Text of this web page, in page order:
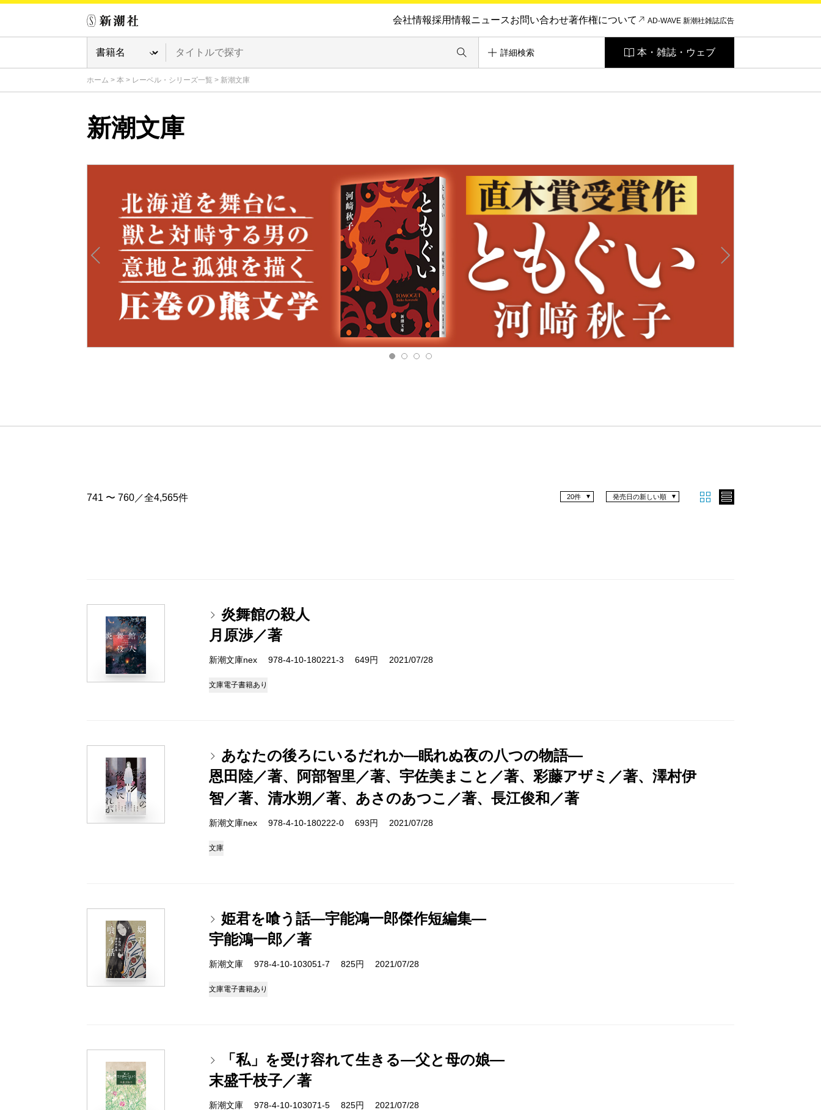
会社情報採用情報ニュースお問い合わせ著作権について AD-WAVE 新潮社雑誌広告
詳細検索 本・雑誌・ウェブ
ホーム > 本 > レーベル・シリーズ一覧 > 新潮文庫
新潮文庫
741 〜 760／全4,565件 発売日の新しい順
20件
炎舞館の殺人
月原渉／著
新潮文庫nex 978-4-10-180221-3 649円 2021/07/28
文庫電子書籍あり
あなたの後ろにいるだれか―眠れぬ夜の八つの物語―
恩田陸／著、阿部智里／著、宇佐美まこと／著、彩藤アザミ／著、澤村伊
智／著、清水朔／著、あさのあつこ／著、長江俊和／著
新潮文庫nex 978-4-10-180222-0 693円 2021/07/28
文庫
姫君を喰う話―宇能鴻一郎傑作短編集―
宇能鴻一郎／著
新潮文庫 978-4-10-103051-7 825円 2021/07/28
文庫電子書籍あり
「私」を受け容れて生きる―父と母の娘―
末盛千枝子／著
新潮文庫 978-4-10-103071-5 825円 2021/07/28